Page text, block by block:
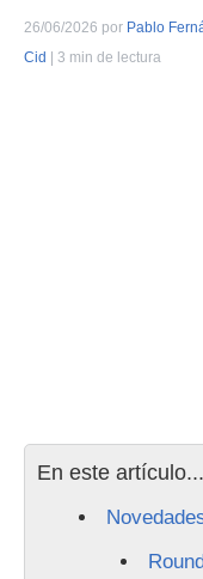
26/06/2026 por Pablo
Cid
| 3 min de lectura
En este artículo...